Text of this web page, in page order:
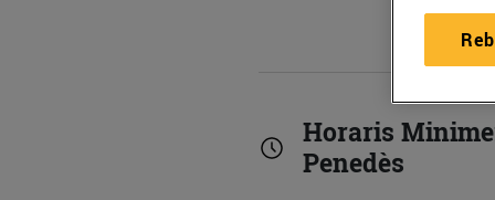
Horaris
Penedès